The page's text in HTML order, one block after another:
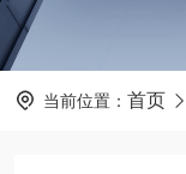
当前位置： 首页